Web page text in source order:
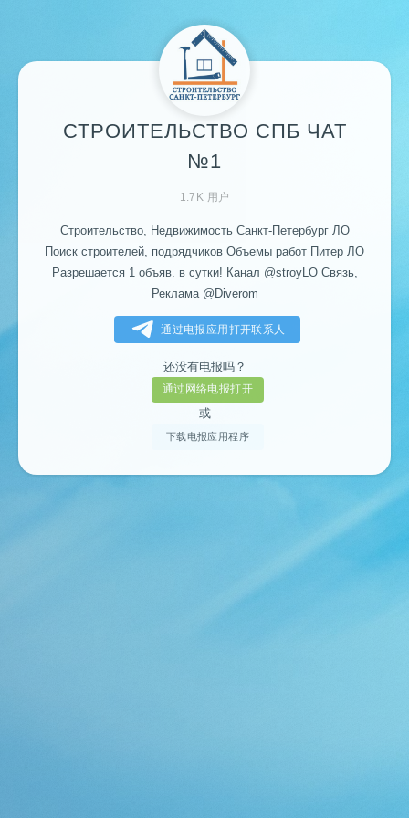
СТРОИТЕЛЬСТВО СПБ ЧАТ
№1
1.7K 用户
Строительство, Недвижимость Санкт-Петербург ЛО
Поиск строителей, подрядчиков Объемы работ Питер ЛО
Разрешается 1 объяв. в сутки! Канал @stroyLOСвязь,
Реклама @Diverom
通过电报应用打开联系人
还没有电报吗？
通过网络电报打开
或
下载电报应用程序